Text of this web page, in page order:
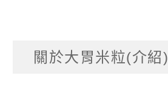
關於大胃米粒(介紹)